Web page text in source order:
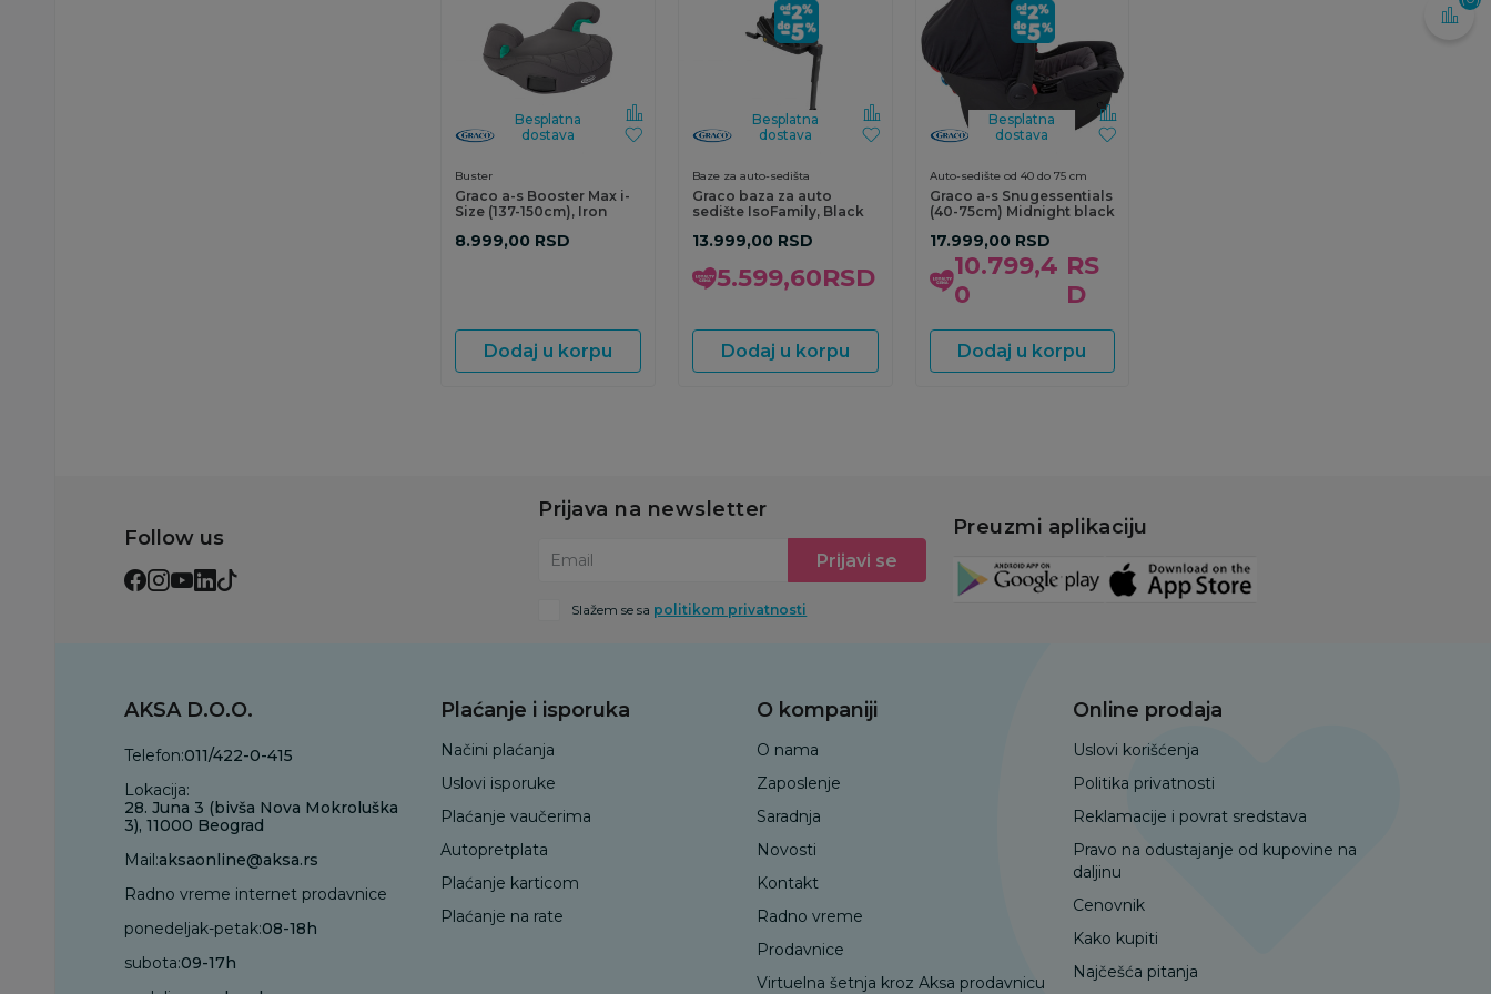
Besplatna
dostava
Buster
Graco a-s Booster Max i-
Size (137-150cm), Iron
8.999,00 RSD
Dodaj u korpu
Besplatna
dostava
Baze za auto-sedišta
Graco baza za auto
sedište IsoFamily, Black
13.999,00 RSD
5.599,60RSD
Dodaj u korpu
Besplatna
dostava
Auto-sedište od 40 do 75 cm
Graco a-s Snugessentials
(40-75cm) Midnight black
17.999,00 RSD
10.799,4
0
RS
D
Dodaj u korpu
Follow us
Prijava na newsletter
Email Prijavi se
Slažem se sa politikom privatnosti
Preuzmi aplikaciju
AKSA D.O.O.
Telefon:011/422-0-415
Lokacija:
28. Juna 3 (bivša Nova Mokroluška
3), 11000 Beograd
Mail:aksaonline@aksa.rs
Radno vreme internet prodavnice
ponedeljak-petak:08-18h
subota:09-17h
Plaćanje i isporuka
Načini plaćanja
Uslovi isporuke
Plaćanje vaučerima
Autopretplata
Plaćanje karticom
Plaćanje na rate
O kompaniji
O nama
Zaposlenje
Saradnja
Novosti
Kontakt
Radno vreme
Prodavnice
Virtuelna šetnja kroz Aksa prodavnicu
Online prodaja
Uslovi korišćenja
Politika privatnosti
Reklamacije i povrat sredstava
Pravo na odustajanje od kupovine na
daljinu
Cenovnik
Kako kupiti
Najčešća pitanja